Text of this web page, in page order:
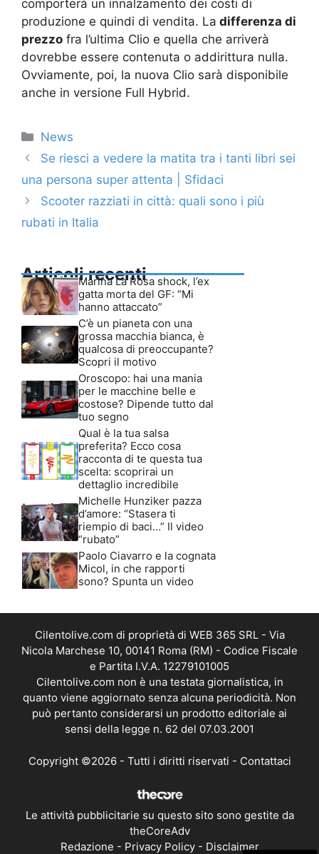
comporterà un innalzamento dei costi di
produzione e quindi di vendita. La differenza di
prezzo fra l’ultima Clio e quella che arriverà
dovrebbe essere contenuta o addirittura nulla.
Ovviamente, poi, la nuova Clio sarà disponibile
anche in versione Full Hybrid.
Categorie
News
Se riesci a vedere la matita tra i tanti libri sei
una persona super attenta | Sfidaci
Scooter razziati in città: quali sono i più
rubati in Italia
Articoli recenti
Marina La Rosa shock, l’ex
gatta morta del GF: “Mi
hanno attaccato”
C’è un pianeta con una
grossa macchia bianca, è
qualcosa di preoccupante?
Scopri il motivo
Oroscopo: hai una mania
per le macchine belle e
costose? Dipende tutto dal
tuo segno
Qual è la tua salsa
preferita? Ecco cosa
racconta di te questa tua
scelta: scoprirai un
dettaglio incredibile
Michelle Hunziker pazza
d’amore: “Stasera ti
riempio di baci…” Il video
“rubato”
Paolo Ciavarro e la cognata
Micol, in che rapporti
sono? Spunta un video
Cilentolive.com di proprietà di WEB 365 SRL - Via
Nicola Marchese 10, 00141 Roma (RM) - Codice Fiscale
e Partita I.V.A. 12279101005
Cilentolive.com non è una testata giornalistica, in
quanto viene aggiornato senza alcuna periodicità. Non
può pertanto considerarsi un prodotto editoriale ai
sensi della legge n. 62 del 07.03.2001
Copyright ©2026 - Tutti i diritti riservati - Contattaci
Le attività pubblicitarie su questo sito sono gestite da
theCoreAdv
Redazione - Privacy Policy- Disclaimer